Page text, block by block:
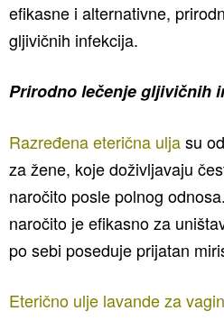
efikasne i alternativne,
gljivičnih infekcija.
Prirodno lečenje gljivičnih
Razređena eterična uljasu
za žene, koje doživljavaju
naročito posle polnog
naročito je efikasno za
po sebi poseduje prijatan
Eterično ulje lavande za